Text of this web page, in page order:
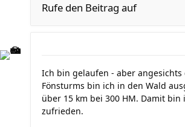
Rufe den Beitrag auf
Ich bin gelaufen - aber angesichts
Fönsturms bin ich in den Wald
über 15 km bei 300 HM. Damit bin
zufrieden.